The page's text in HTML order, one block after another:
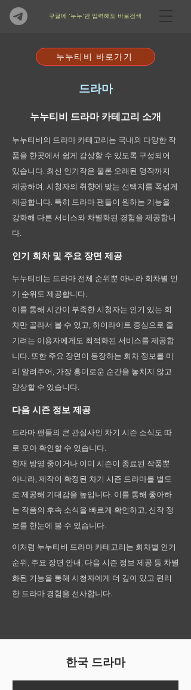
​구글에 '누누'만 입력해도 바로검색
누누티비 바로가기
드라마
누누티비 드라마 카테고리 소개
누누티비의 드라마 카테고리는 국내외 다양한 작
품을 한곳에서 쉽게 감상할 수 있도록 구성되어
있습니다. 최신 인기작은 물론 오래된 명작까지
제공하여, 시청자의 취향에 맞는 선택지를 폭넓게
제공합니다. 특히 드라마 팬들이 원하는 기능을
강화해 다른 서비스와 차별화된 경험을 제공합니
다.
인기 회차 및 주요 장면 제공
누누티비는 드라마 전체 순위뿐 아니라 회차별 인
기 순위도 제공합니다.
이를 통해 시간이 부족한 시청자는 인기 있는 회
차만 골라서 볼 수 있고, 하이라이트 중심으로 즐
기려는 이용자에게도 최적화된 서비스를 제공합
니다. 또한 주요 장면이 등장하는 회차 정보를 미
리 알려주어, 가장 흥미로운 순간을 놓치지 않고
감상할 수 있습니다.
다음 시즌 정보 제공
드라마 팬들의 큰 관심사인 차기 시즌 소식도 따
로 모아 확인할 수 있습니다.
현재 방영 중이거나 이미 시즌이 종료된 작품뿐
아니라, 제작이 확정된 차기 시즌 드라마를 별도
로 제공해 기대감을 높입니다. 이를 통해 좋아하
는 작품의 후속 소식을 빠르게 확인하고, 신작 정
보를 한눈에 볼 수 있습니다.
이처럼 누누티비 드라마 카테고리는 회차별 인기
순위, 주요 장면 안내, 다음 시즌 정보 제공 등 차별
화된 기능을 통해 시청자에게 더 깊이 있고 편리
한 드라마 경험을 선사합니다.
한국 드라마